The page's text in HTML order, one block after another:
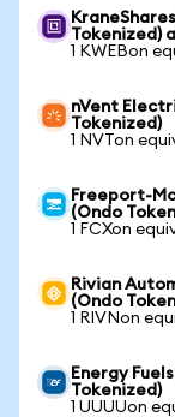
Tokenized)
1 KWEBon
nVent
Tokenized)
1 NVTon
Freeport-
(Ondo
1 FCXon
Rivian
(Ondo
1 RIVNon
Energy
Tokenized)
1 UUUUon